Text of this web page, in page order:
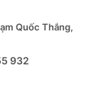
Quốc Thắng,
932